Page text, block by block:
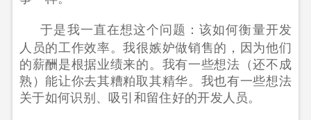
于是我一直在想这个问题：该如何衡量开发
人员的工作效率。我很嫉妒做销售的，因为他们
的薪酬是根据业绩来的。我有一些想法（还不成
熟）能让你去其糟粕取其精华。我也有一些想法
关于如何识别、吸引和留住好的开发人员。